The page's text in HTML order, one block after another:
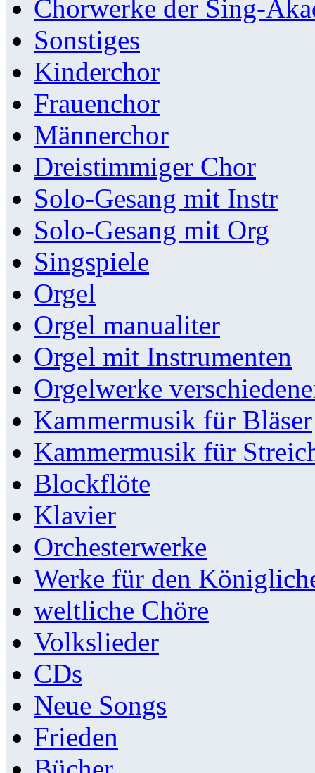
Chorwerke der Sing-
Sonstiges
Kinderchor
Frauenchor
Männerchor
Dreistimmiger Chor
Solo-Gesang mit Instr
Solo-Gesang mit Org
Singspiele
Orgel
Orgel manualiter
Orgel mit Instrumenten
Orgelwerke
Kammermusik für Bläser
Kammermusik für
Blockflöte
Klavier
Orchesterwerke
Werke für den
weltliche Chöre
Volkslieder
CDs
Neue Songs
Frieden